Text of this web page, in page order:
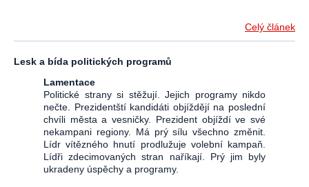
Celý článek
Lesk a bída politických programů
Lamentace
Politické strany si stěžují. Jejich programy nikdo
nečte. Prezidentští kandidáti objíždějí na poslední
chvíli města a vesničky. Prezident objíždí ve své
nekampani regiony. Má prý sílu všechno změnit.
Lídr vítězného hnutí prodlužuje volební kampaň.
Lídři zdecimovaných stran naříkají. Prý jim byly
ukradeny úspěchy a programy.